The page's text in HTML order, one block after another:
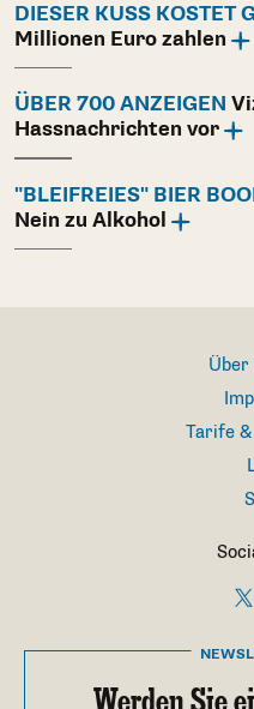
DIESER KUSS KOSTET
Millionen Euro zahlen
ÜBER 700 ANZEIGEN
Hassnachrichten vor
"BLEIFREIES" BIER
Nein zu Alkohol
Über
Tarife
Werden Sie